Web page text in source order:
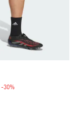
-30%